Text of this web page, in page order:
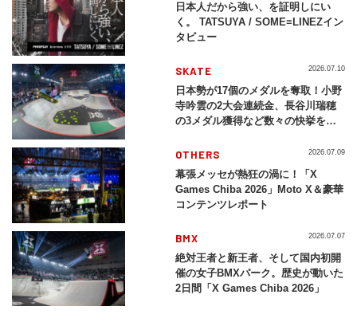
日本人だから強い、を証明しにい
く。 TATSUYA / SOME≡LINEZイン
タビュー
SKATE
日本勢が17個のメダルを奪取！小野
寺吟雲の2大会連続金、長谷川瑞穂
の3メダル獲得など数々の快挙をプ
2026」
2026.07.10
OTHERS
幕張メッセが熱狂の渦に！「X
Games Chiba 2026」Moto X＆豪華
コンテンツレポート
2026.07.09
BMX
絶対王者と新王者、そして国内初開
催の女子BMXパーク。歴史が動いた
2日間「X Games Chiba 2026」
2026.07.07